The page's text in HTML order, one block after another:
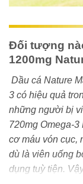
Đối tượng
1200mg
Dầu cá Nature
3 có hiệu quả
những người bị
720mg Omega-3
cơ máu vón cục,
dù là viên uống
dụng tuỳ tiện.